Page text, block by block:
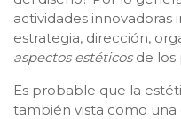
actividades
estrategia, dirección,
aspectos estéticos de los
Es probable que la
también vista como